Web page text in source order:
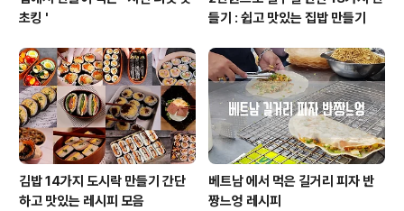
초킹 '
들기 : 쉽고 맛있는 집밥 만들기
김밥 14가지 도시락 만들기 간단
하고 맛있는 레시피 모음
베트남 에서 먹은 길거리 피자 반
짱느엉 레시피